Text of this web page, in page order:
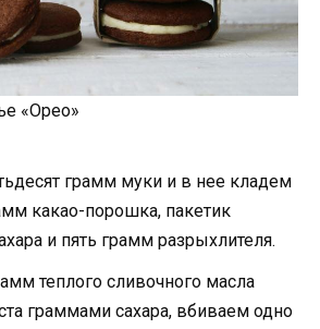
«Орео»
грамм муки и в нее кладем
какао-порошка, пакетик
и пять грамм разрыхлителя.
теплого сливочного масла
граммами сахара, вбиваем одно